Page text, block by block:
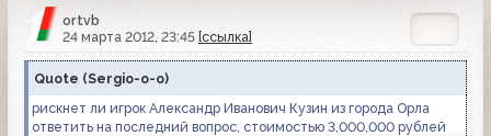
ortvb
24 марта 2012, 23:45 [ссылка]
Quote (Sergio-o-o)
рискнет ли игрок Александр Иванович Кузин из города Орла
ответить на последний вопрос, стоимостью 3,000,000 рублей